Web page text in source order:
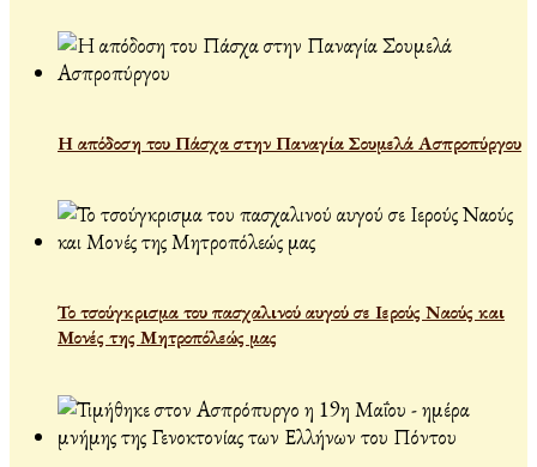
Η απόδοση του Πάσχα στην Παναγία Σουμελά Ασπροπύργου
Το τσούγκρισμα του πασχαλινού αυγού σε Ιερούς Ναούς και
Μονές της Μητροπόλεώς μας